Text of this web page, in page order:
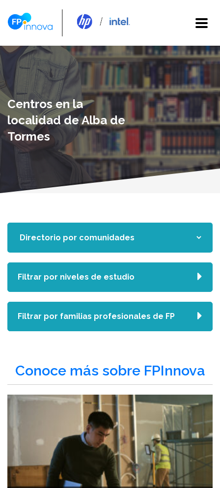
Centros en la
localidad de Alba de
Tormes
Conoce más sobre FPInnova
Filtrar por niveles de estudio
Filtrar por familias profesionales de FP